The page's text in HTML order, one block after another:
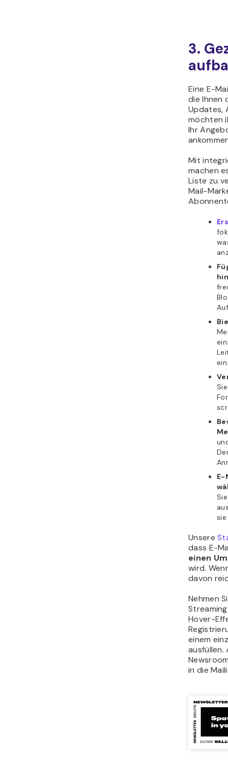
3.
Eine E-
die Ihnen
Updates,
möchten
Ihr
Mit
machen
Liste zu
Mail-
E-
Unsere
dass E-
einen
wird.
davon
Nehmen
Hover-
einem
ausfüllen.
in die